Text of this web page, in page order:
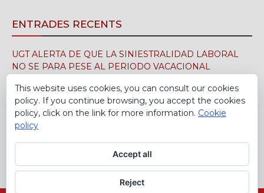
ENTRADES RECENTS
UGT ALERTA DE QUE LA SINIESTRALIDAD LABORAL
NO SE PARA PESE AL PERIODO VACACIONAL
UGT FICA FIRMA EN EL SIMA EL CONVENIO
COLECTIVO DE LA INDUSTRIA DEL CALZADO PARA EL
PERÍODO 2026-2029
30 de juliol de 2026
This website uses cookies, you can consult our cookies
policy. If you continue browsing, you accept the cookies
policy, click on the link for more information. Cookie
policy
Accept all
Reject